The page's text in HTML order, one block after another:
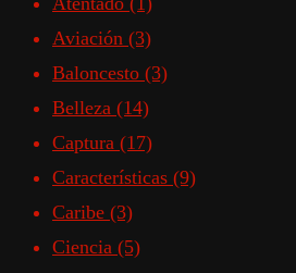
Aviación (3)
Baloncesto (3)
Belleza (14)
Captura (17)
Características (9)
Caribe (3)
Ciencia (5)